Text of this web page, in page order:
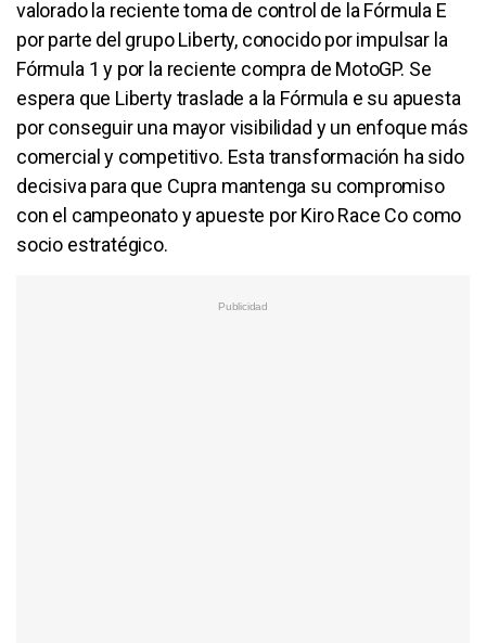
valorado la reciente toma de control de la Fórmula E
por parte del grupo Liberty, conocido por impulsar la
Fórmula 1 y por la reciente compra de MotoGP. Se
espera que Liberty traslade a la Fórmula e su apuesta
por conseguir una mayor visibilidad y un enfoque más
comercial y competitivo. Esta transformación ha sido
decisiva para que Cupra mantenga su compromiso
con el campeonato y apueste por Kiro Race Co como
socio estratégico.